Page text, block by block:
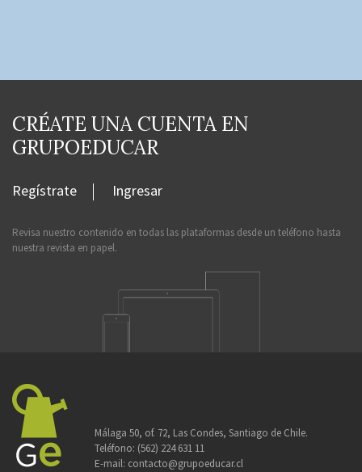
CRÉATE UNA CUENTA EN
GRUPOEDUCAR
Regístrate Ingresar
Revisa nuestro contenido en todas las plataformas desde un teléfono hasta
nuestra revista en papel.
Málaga 50, of. 72, Las Condes, Santiago de Chile.
Teléfono: (562) 224 631 11
E-mail: contacto@grupoeducar.cl